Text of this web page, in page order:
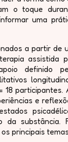
o toque
uma
a partir de
assistida
definido
18 participantes.
e
da substância.
principais